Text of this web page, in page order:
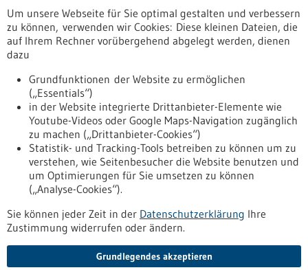
Erscheinungsdatum
Nach oben
Informiert bleiben
Newsletter abonnieren
Um unsere Webseite für Sie optimal gestalten und verbessern
zu können, verwenden wir Cookies: Diese kleinen Dateien, die
auf Ihrem Rechner vorübergehend abgelegt werden, dienen
dazu
Grundfunktionen der Website zu ermöglichen
(„Essentials“)
in der Website integrierte Drittanbieter-Elemente wie
Youtube-Videos oder Google Maps-Navigation zugänglich
zu machen („Drittanbieter-Cookies“)
Statistik- und Tracking-Tools betreiben zu können um zu
verstehen, wie Seitenbesucher die Website benutzen und
um Optimierungen für Sie umsetzen zu können
(„Analyse-Cookies“).
Sie können jeder Zeit in der Datenschutzerklärung Ihre
Zustimmung widerrufen oder ändern.
Grundlegendes akzeptieren